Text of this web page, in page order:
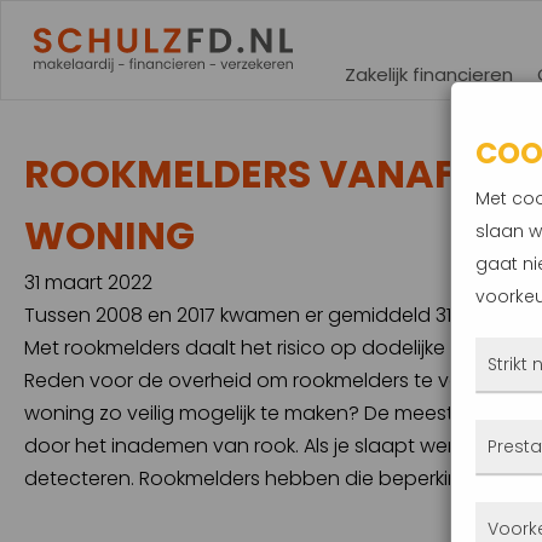
Zakelijk financieren
ROOKMELDERS VANAF JULI
WONING
31 maart 2022
Tussen 2008 en 2017 kwamen er gemiddeld 31
Met rookmelders daalt het risico op dodelijke
Reden voor de overheid om rookmelders te
woning zo veilig mogelijk te maken? De meeste
door het inademen van rook. Als je slaapt werkt je
detecteren. Rookmelders hebben die beperking niet
Met
slaan
gaat
Strikt